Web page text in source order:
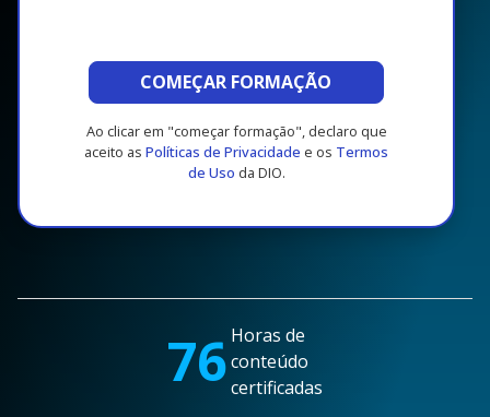
COMEÇAR FORMAÇÃO
Ao clicar em "começar formação", declaro que
aceito as Políticas de Privacidade e os Termos
de Uso da DIO.
76 Horas de
conteúdo
certificadas